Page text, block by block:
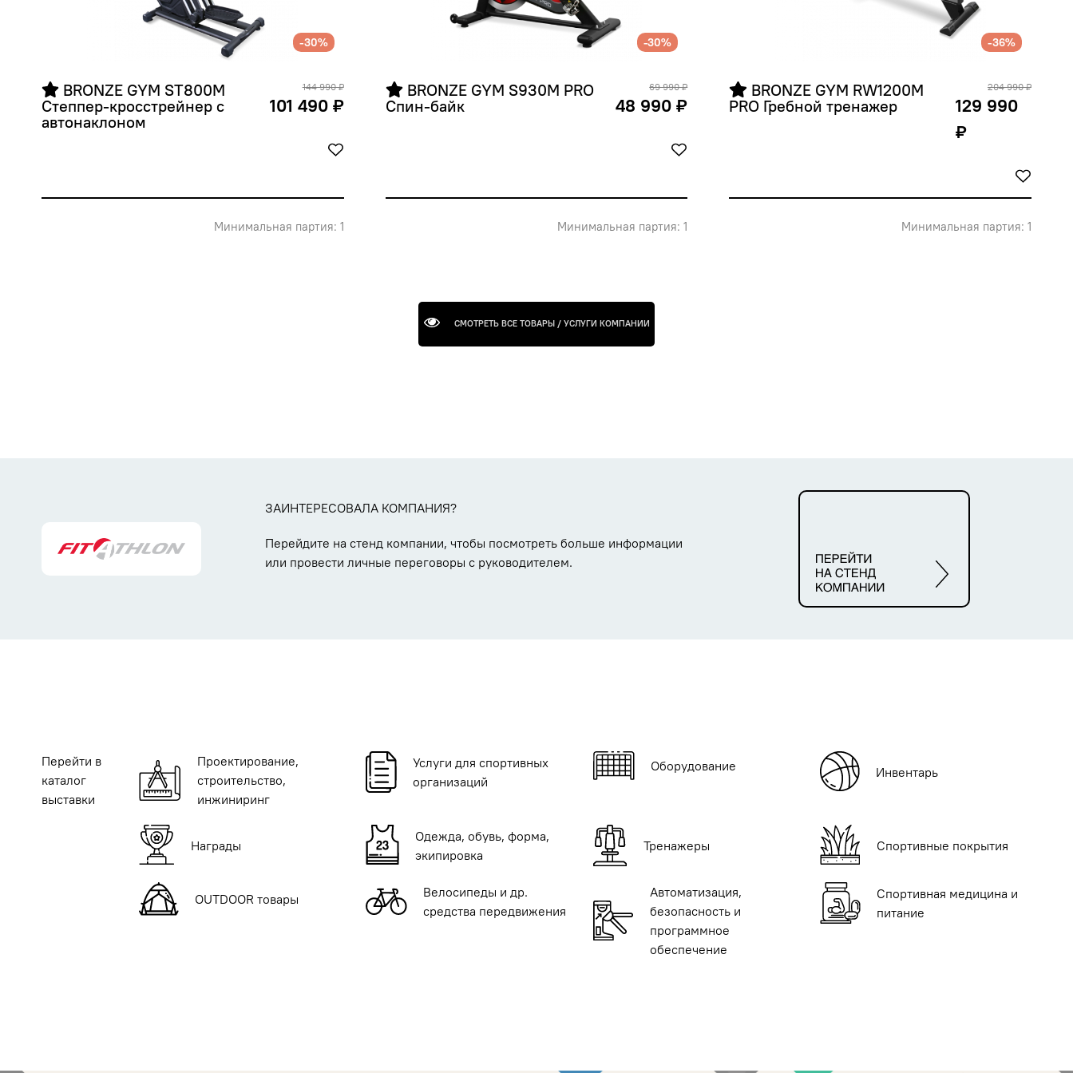
-30%
BRONZE GYM ST800M
Степпер-кросстрейнер с
автонаклоном
144 990 ₽
101 490 ₽
Минимальная партия: 1
-30%
BRONZE GYM S930M PRO
Спин-байк
69 990 ₽
48 990 ₽
Минимальная партия: 1
-36%
BRONZE GYM RW1200M
PRO Гребной тренажер
204 990 ₽
129 990
₽
Минимальная партия: 1
СМОТРЕТЬ ВСЕ ТОВАРЫ / УСЛУГИ КОМПАНИИ
ЗАИНТЕРЕСОВАЛА КОМПАНИЯ?
Перейдите на стенд компании, чтобы посмотреть больше информации
или провести личные переговоры с руководителем.
Перейти в
каталог
выставки
Проектирование,
строительство,
инжиниринг
Услуги для спортивных
организаций
Оборудование Инвентарь
Награды
Одежда, обувь, форма,
экипировка
Тренажеры Спортивные покрытия
OUTDOOR товары
Велосипеды и др.
средства передвижения
Автоматизация,
безопасность и
программное
обеспечение
Спортивная медицина и
питание